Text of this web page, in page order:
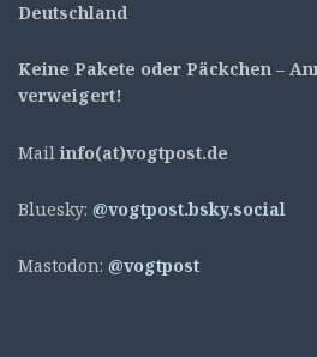
Deutschland
Keine Pakete oder Päckchen –
verweigert!
Mail info(at)vogtpost.de
Bluesky: @vogtpost.bsky.social
Mastodon: @vogtpost